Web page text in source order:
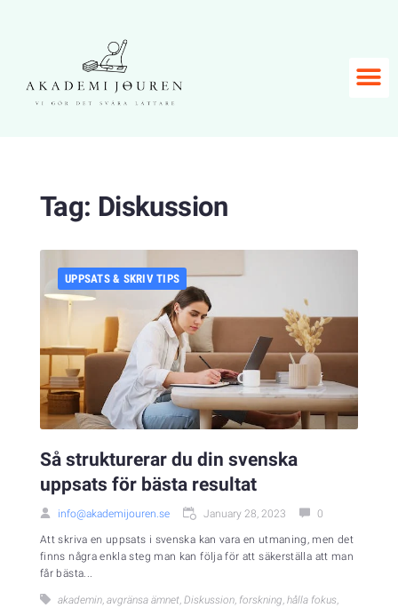
Tag: Diskussion
UPPSATS & SKRIV TIPS
Så strukturerar du din svenska
uppsats för bästa resultat
info@akademijouren.se January 28, 2023 0
Att skriva en uppsats i svenska kan vara en utmaning, men det
finns några enkla steg man kan följa för att säkerställa att man
får bästa...
akademin avgränsa ämnet Diskussion forskning hålla fokus